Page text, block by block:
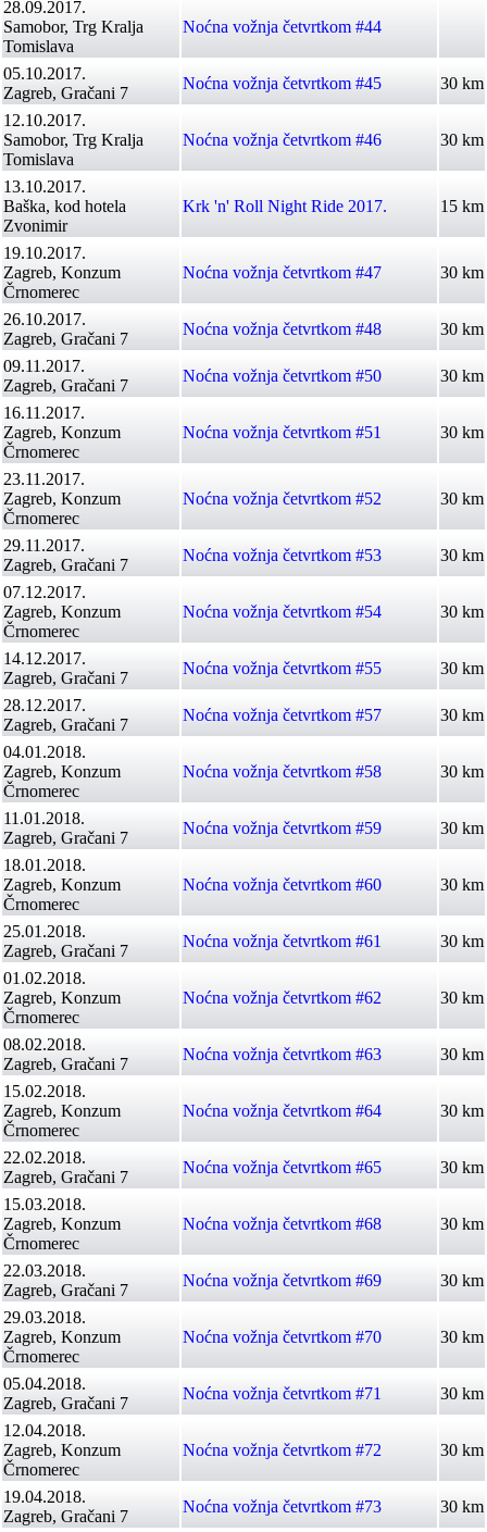
28.09.2017.
Samobor, Trg Kralja
Tomislava
Noćna vožnja četvrtkom #44
05.10.2017.
Zagreb, Gračani 7
Noćna vožnja četvrtkom #45
30 km
12.10.2017.
Samobor, Trg Kralja
Tomislava
Noćna vožnja četvrtkom #46 30 km
13.10.2017.
Baška, kod hotela
Zvonimir
Krk 'n' Roll Night Ride 2017. 15 km
19.10.2017.
Zagreb, Konzum
Črnomerec
Noćna vožnja četvrtkom #47 30 km
26.10.2017.
Zagreb, Gračani 7
Noćna vožnja četvrtkom #48
30 km
09.11.2017.
Zagreb, Gračani 7
Noćna vožnja četvrtkom #50
30 km
16.11.2017.
Zagreb, Konzum
Črnomerec
Noćna vožnja četvrtkom #51 30 km
23.11.2017.
Zagreb, Konzum
Črnomerec
Noćna vožnja četvrtkom #52 30 km
29.11.2017.
Zagreb, Gračani 7
Noćna vožnja četvrtkom #53
30 km
07.12.2017.
Zagreb, Konzum
Črnomerec
Noćna vožnja četvrtkom #54 30 km
14.12.2017.
Zagreb, Gračani 7
Noćna vožnja četvrtkom #55
30 km
28.12.2017.
Zagreb, Gračani 7
Noćna vožnja četvrtkom #57
30 km
04.01.2018.
Zagreb, Konzum
Črnomerec
Noćna vožnja četvrtkom #58 30 km
11.01.2018.
Zagreb, Gračani 7
Noćna vožnja četvrtkom #59
30 km
18.01.2018.
Zagreb, Konzum
Črnomerec
Noćna vožnja četvrtkom #60 30 km
25.01.2018.
Zagreb, Gračani 7
Noćna vožnja četvrtkom #61
30 km
01.02.2018.
Zagreb, Konzum
Črnomerec
Noćna vožnja četvrtkom #62 30 km
08.02.2018.
Zagreb, Gračani 7
Noćna vožnja četvrtkom #63
30 km
15.02.2018.
Zagreb, Konzum
Črnomerec
Noćna vožnja četvrtkom #64 30 km
22.02.2018.
Zagreb, Gračani 7
Noćna vožnja četvrtkom #65
30 km
15.03.2018.
Zagreb, Konzum
Črnomerec
Noćna vožnja četvrtkom #68 30 km
22.03.2018.
Zagreb, Gračani 7
Noćna vožnja četvrtkom #69
30 km
29.03.2018.
Zagreb, Konzum
Črnomerec
Noćna vožnja četvrtkom #70 30 km
05.04.2018.
Zagreb, Gračani 7
Noćna vožnja četvrtkom #71
30 km
12.04.2018.
Zagreb, Konzum
Črnomerec
Noćna vožnja četvrtkom #72 30 km
19.04.2018.
Zagreb, Gračani 7
Noćna vožnja četvrtkom #73
30 km